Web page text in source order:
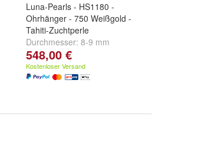
Luna-Pearls - HS1180 -
Ohrhänger - 750 Weißgold -
Tahiti-Zuchtperle
Durchmesser: 8-9 mm
548,00 €
Kostenloser Versand